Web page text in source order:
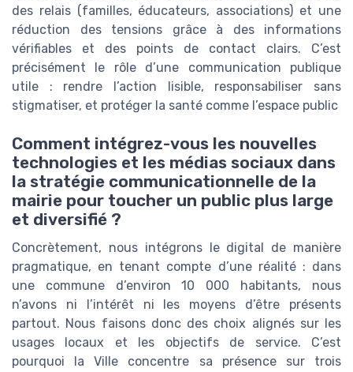
des relais (familles, éducateurs, associations) et une
réduction des tensions grâce à des informations
vérifiables et des points de contact clairs. C’est
précisément le rôle d’une communication publique
utile : rendre l’action lisible, responsabiliser sans
stigmatiser, et protéger la santé comme l’espace public
Comment intégrez-vous les nouvelles
technologies et les médias sociaux dans
la stratégie communicationnelle de la
mairie pour toucher un public plus large
et diversifié ?
Concrètement, nous intégrons le digital de manière
pragmatique, en tenant compte d’une réalité : dans
une commune d’environ 10 000 habitants, nous
n’avons ni l’intérêt ni les moyens d’être présents
partout. Nous faisons donc des choix alignés sur les
usages locaux et les objectifs de service. C’est
pourquoi la Ville concentre sa présence sur trois